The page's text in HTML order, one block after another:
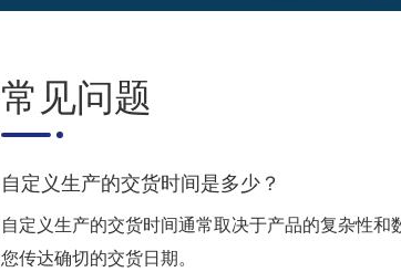
常见问题
自定义生产的交货时间是多少？
自定义生产的交货时间通常取决于产品的复杂性
您传达确切的交货日期。